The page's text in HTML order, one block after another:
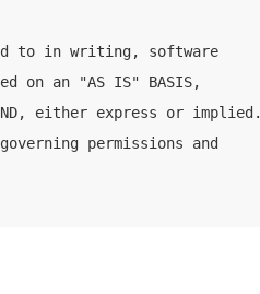
to in writing, software
on an "AS IS" BASIS,
KIND, either express or implied.
permissions and